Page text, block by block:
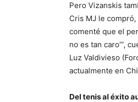
Pero Vizanskis
Cris MJ le
comenté que el
no es tan caro’”,
Luz Valdivieso
actualmente en
Del tenis al éxito